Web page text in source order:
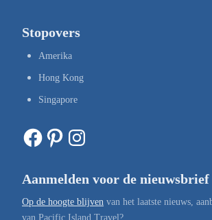
Stopovers
Amerika
Hong Kong
Singapore
Facebook Pinterest Instagram
Aanmelden voor de nieuwsbrief
Op de hoogte blijven van het laatste nieuws,
van Pacific Island Travel?